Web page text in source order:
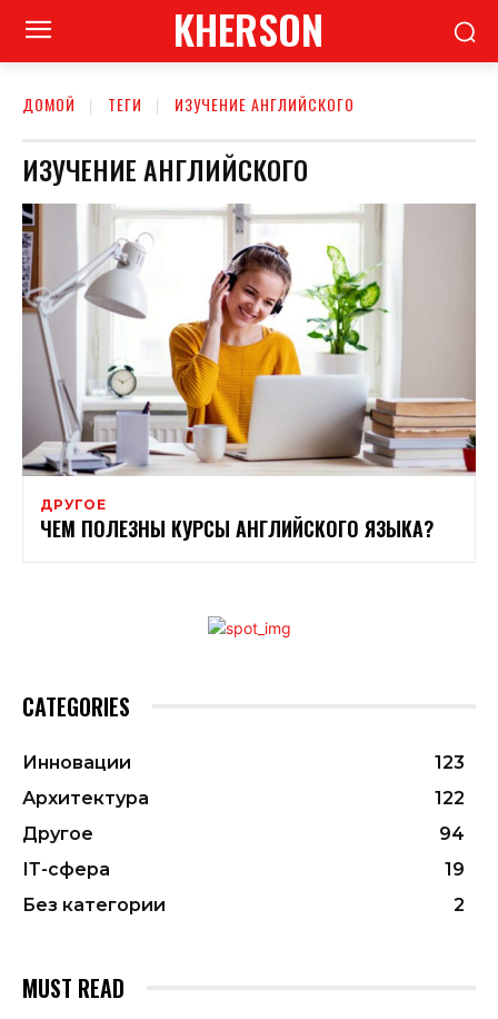
KHERSON
ДОМОЙ ТЕГИ ИЗУЧЕНИЕ АНГЛИЙСКОГО
ИЗУЧЕНИЕ АНГЛИЙСКОГО
ДРУГОЕ
ЧЕМ ПОЛЕЗНЫ КУРСЫ АНГЛИЙСКОГО ЯЗЫКА?
CATEGORIES
Инновации
123
Архитектура
122
Другое
94
ІТ-сфера
19
Без категории
2
MUST READ